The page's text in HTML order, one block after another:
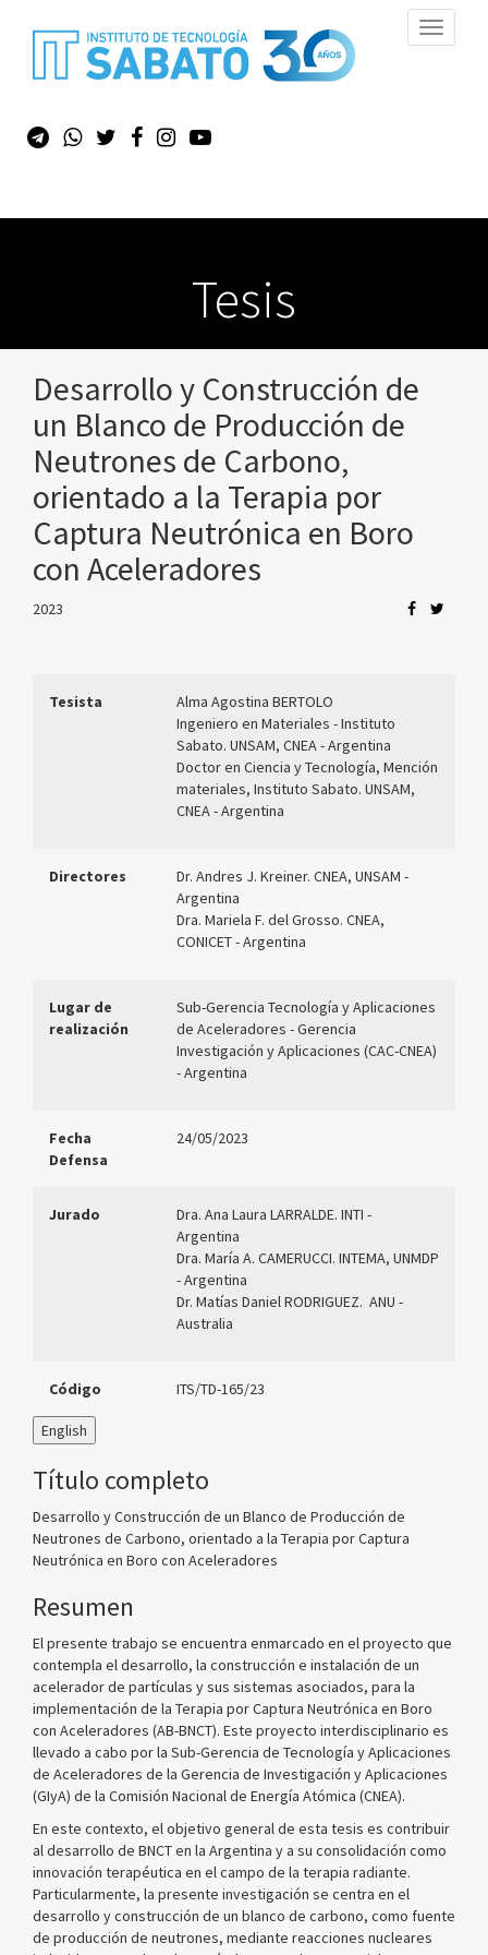
Toggle
Tesis
Desarrollo y Construcción de
un Blanco de Producción de
Neutrones de Carbono,
orientado a la Terapia por
Captura Neutrónica en Boro
con Aceleradores
2023
Tesista
Alma Agostina BERTOLO
Ingeniero en Materiales - Instituto
Sabato. UNSAM, CNEA- Argentina
Doctor en Ciencia y Tecnología, Mención
materiales, Instituto Sabato. UNSAM,
CNEA - Argentina
Directores
Dr. Andres J. Kreiner. CNEA, UNSAM -
Argentina
Dra. Mariela F. del Grosso. CNEA,
CONICET - Argentina
Lugar de
realización
Sub-Gerencia Tecnología y Aplicaciones
de Aceleradores - Gerencia
Investigación y Aplicaciones (CAC-CNEA)
- Argentina
Fecha
Defensa
24/05/2023
Jurado
Dra. Ana Laura LARRALDE. INTI -
Argentina
Dra. María A. CAMERUCCI. INTEMA, UNMDP
- Argentina
Dr. Matías Daniel RODRIGUEZ. ANU -
Australia
Código ITS/TD-165/23
English
Título completo
Desarrollo y Construcción de un Blanco de Producción de
Neutrones de Carbono, orientado a la Terapia por Captura
Neutrónica en Boro con Aceleradores
Resumen
El presente trabajo se encuentra enmarcado en el proyecto que
contempla el desarrollo, la construcción e instalación de un
acelerador de partículas y sus sistemas asociados, para la
implementación de la Terapia por Captura Neutrónica en Boro
con Aceleradores (AB-BNCT). Este proyecto interdisciplinario es
llevado a cabo por la Sub-Gerencia de Tecnología y Aplicaciones
de Aceleradores de la Gerencia de Investigación y Aplicaciones
(GIyA) de la Comisión Nacional de Energía Atómica (CNEA).
En este contexto, el objetivo general de esta tesis es contribuir
al desarrollo de BNCT en la Argentina y a su consolidación como
innovación terapéutica en el campo de la terapia radiante.
Particularmente, la presente investigación se centra en el
desarrollo y construcción de un blanco de carbono, como fuente
de producción de neutrones, mediante reacciones nucleares